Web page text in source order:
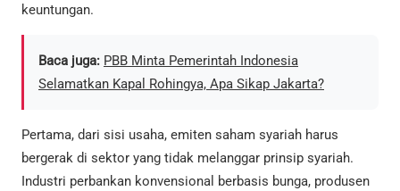
keuntungan.
Baca juga: PBB Minta Pemerintah Indonesia
Selamatkan Kapal Rohingya, Apa Sikap Jakarta?
Pertama, dari sisi usaha, emiten saham syariah harus
bergerak di sektor yang tidak melanggar prinsip syariah.
Industri perbankan konvensional berbasis bunga, produsen